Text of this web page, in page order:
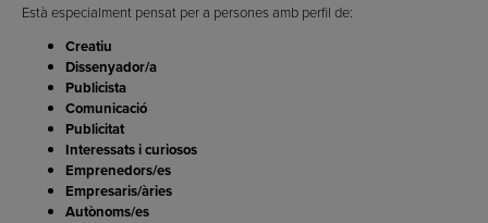
Està especialment pensat per a persones amb perfil de:
Creatiu
Dissenyador/a
Publicista
Comunicació
Publicitat
Interessats i curiosos
Emprenedors/es
Empresaris/àries
Autònoms/es